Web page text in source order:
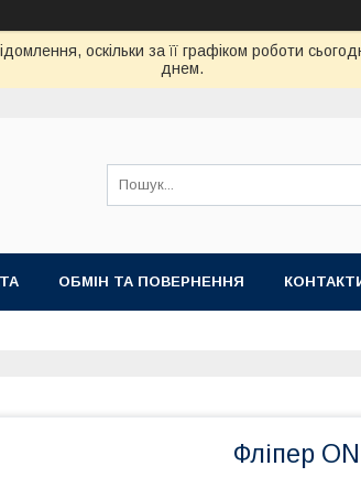
оскільки за її графіком роботи
днем.
ОБМІН ТА ПОВЕРНЕННЯ
Фліпер